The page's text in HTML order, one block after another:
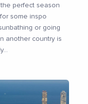
perfect season
some inspo
or going
another country is
...